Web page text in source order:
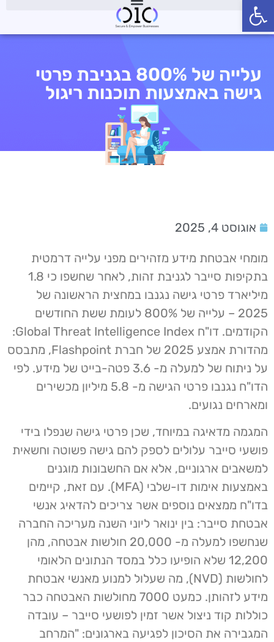
פתח סרגל נגישות
עלייה של 800% בגניבת פרטי
גישה באמצעות תוכנות ריגול
אוגוסט 4, 2025
מומחי אבטחת מידע מזהירים מפני עלייה דרמטית
בתקיפות סייבר לגניבת זהות, לאחר שחשפו כי 1.8
מיליארד פרטי גישה נגנבו במחצית הראשונה של
2025 – עלייה של 800% לעומת ששת החודשים
הקודמים. דו"ח Global Threat Intelligence Index:
מהדורת אמצע 2025 של חברת Flashpoint, מתבסס
על ניתוח של למעלה מ- 3.6 פטה-בייט של מידע. לפי
הדו"ח נגנבו פרטי הגישה מ- 5.8 מיליון מכשירים
ומארחים נגועים.
המגמה מדאיגה במיוחד, שכן פרטי גישה שנפלו בידי
פושעי סייבר עלולים לספק להם גישה פשוטה וחשאית
למשאבים ארגוניים, אלא אם החשבונות מוגנים
באמצעות אימות דו-שלבי (MFA). עם זאת, קיימים
בדו"ח ממצאים נוספים אשר צריכים להדאיג אנשי
אבטחת סייבר: בין ינואר ליוני השנה מעריכה החברה
שנחשפו למעלה מ- 20,000 חולשות אבטחה, מהן
12,200 שלא הופיעו כלל במסד הנתונים הלאומי
לחולשות (NVD), מה שעלול למנוע מאנשי אבטחת
מידע לזהותן. כמעט 7000 מחולשות האבטחה כבר
כוללות קוד ניצול אשר זמין לפושעי סייבר – עובדה
המגבירה את הסיכון לפגיעה בארגונים: "המרחב